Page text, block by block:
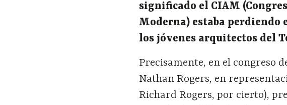
significado el CIAM
Moderna) estaba perdiendo
los jóvenes arquitectos del
Precisamente, en el congreso
Nathan Rogers, en
Richard Rogers, por cierto),